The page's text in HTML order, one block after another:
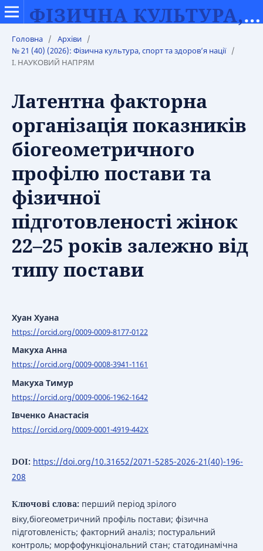
ФІЗИЧНА КУЛЬТУРА, СПОРТ ТА ЗДОРОВ’Я НАЦІЇ
Головна / Архіви /
№ 21 (40) (2026): Фізична культура, спорт та здоров’я нації /
І. НАУКОВИЙ НАПРЯМ
Латентна факторна
організація показників
біогеометричного
профілю постави та
фізичної
підготовленості жінок
22–25 років залежно від
типу постави
Хуан Хуана
https://orcid.org/0009-0009-8177-0122
Макуха Анна
https://orcid.org/0009-0008-3941-1161
Макуха Тимур
https://orcid.org/0009-0006-1962-1642
Івченко Анастасія
https://orcid.org/0009-0001-4919-442X
DOI: https://doi.org/10.31652/2071-5285-2026-21(40)-196-
208
Ключові слова: перший період зрілого
віку,біогеометричний профіль постави; фізична
підготовленість; факторний аналіз; постуральний
контроль; морфофункціональний стан; статодинамічна